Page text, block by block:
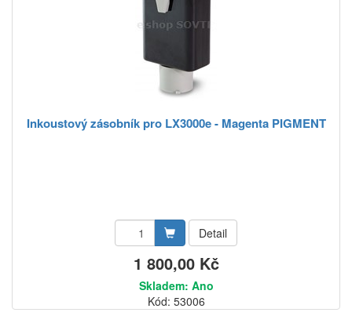
Inkoustový zásobník pro LX3000e - Magenta PIGMENT
Detail
1 800,00 Kč
Skladem: Ano
Kód: 53006